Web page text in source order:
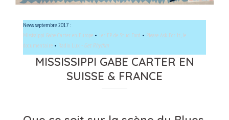
News septembre 2017 :
Mississippi Gabe Carter en Europe • 1er EP de Stud Ford • Please Ask For It, le
documentaire • Radio Lux - Get Rhythm
MISSISSIPPI GABE CARTER EN
SUISSE & FRANCE